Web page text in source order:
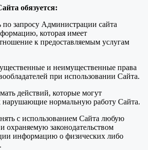
обязуется:
по запросу Администрации сайта
которая имеет
к предоставляемым услугам
и неимущественные права
при использовании Сайта.
действий, которые могут
нарушающие нормальную работу Сайта.
с использованием Сайта любую
охраняемую законодательством
информацию о физических либо